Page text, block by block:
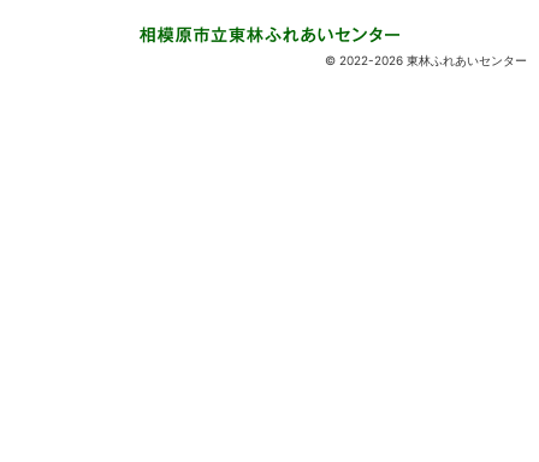
© 2022-2026 東林ふれあいセンター